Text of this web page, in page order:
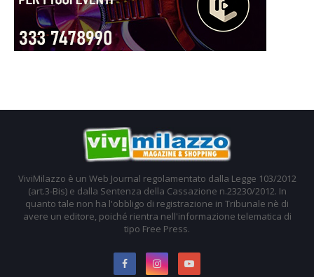
ViviMilazzo è un Web Journal regolamentato dalla Legge 103/2012
(art.3-Bis) e dalla Sentenza della Cassazione n.23230/2012. In
quanto tale non ha l'obbligo di registrazione in Tribunale nè di
avere un editore, poiché rientra nell'informazione telematica di
tipo Free Press.